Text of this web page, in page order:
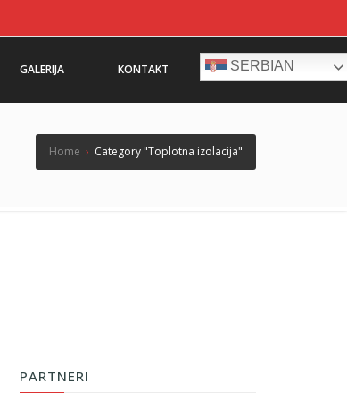
GALERIJA KONTAKT SERBIAN
Home › Category "Toplotna izolacija"
PARTNERI